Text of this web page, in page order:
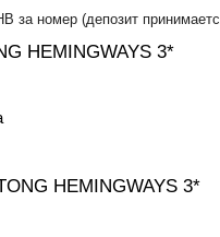
за номер (депозит
HEMINGWAYS 3*
HEMINGWAYS 3*